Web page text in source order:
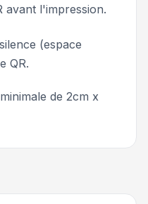
avant l'impression.
(espace
QR.
de 2cm x